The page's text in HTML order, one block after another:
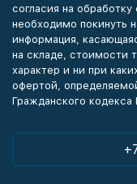
согласия на
необходимо покинуть
информация,
на складе, стоимости
характер и ни при
офертой,
Гражданского кодекса